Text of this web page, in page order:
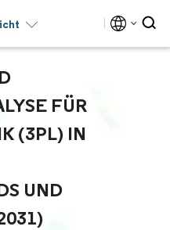
FÜR K
IN D
UND P